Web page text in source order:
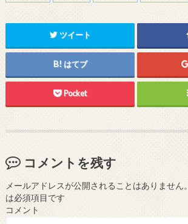
ツイート
はてブ
Pocket
コメントを残す
メールアドレスが公開されることはありません。
は必須項目です
コメント